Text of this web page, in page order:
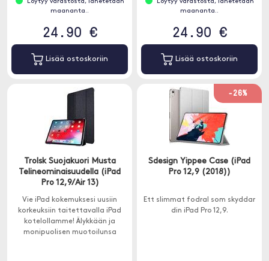
Löytyy varastosta, lähetetään
maananta..
24.90 €
Lisää ostoskoriin
Löytyy varastosta, lähetetään
maananta..
24.90 €
Lisää ostoskoriin
Trolsk Suojakuori Musta
Telineominaisuudella (iPad
Pro 12,9/Air 13)
Vie iPad kokemuksesi uusiin
korkeuksiin taitettavalla iPad
kotelollamme! Älykkään ja
monipuolisen muotoilunsa
-26%
Sdesign Yippee Case (iPad
Pro 12,9 (2018))
Ett slimmat fodral som skyddar
din iPad Pro 12,9.